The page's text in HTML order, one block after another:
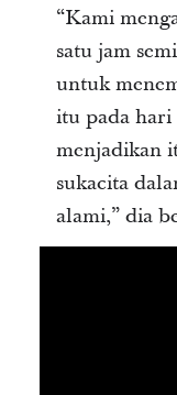
“Kami
satu jam
untuk
itu pada
menjadikan
sukacita
alami,” dia